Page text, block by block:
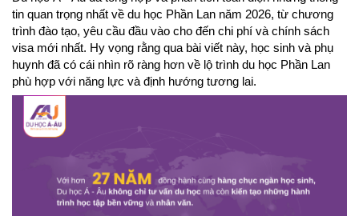
tin quan trọng nhất về du học Phần Lan năm 2026, từ chương
trình đào tạo, yêu cầu đầu vào cho đến chi phí và chính sách
visa mới nhất. Hy vọng rằng qua bài viết này, học sinh và phụ
huynh đã có cái nhìn rõ ràng hơn về lộ trình du học Phần Lan
phù hợp với năng lực và định hướng tương lai.